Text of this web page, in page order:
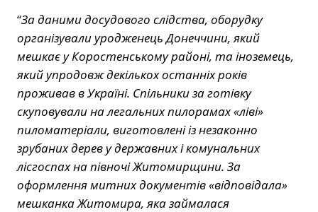
“За даними досудового слідства, оборудку
організували уродженець Донеччини, який
мешкає у Коростенському районі, та іноземець,
який упродовж декількох останніх років
проживав в Україні. Спільники за готівку
скуповували на легальних пилорамах «ліві»
пиломатеріали, виготовлені із незаконно
зрубаних дерев у державних і комунальних
лісгоспах на півночі Житомирщини. За
оформлення митних документів «відповідала»
мешканка Житомира, яка займалася